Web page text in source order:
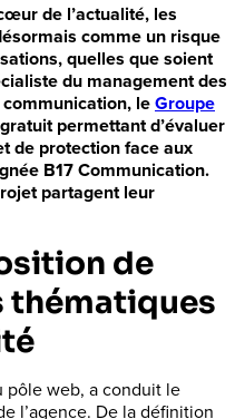
de l’actualité, les
comme un risque
quelles que soient
du management des
leGroupe
permettant d’évaluer
de protection face aux
B17 Communication.
partagent leur
de
thématiques
pôle web, a conduit le
l’agence. De la définition